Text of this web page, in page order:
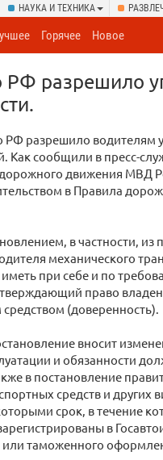
НАУКА И ТЕХНИКА
Горячее Новое
РФ разрешило
РФ разрешило
Как сообщили в пресс-
движения МВД
в Правила
в частности, из
механического
при себе и по
право
(доверенность).
вносит
и обязанности
в постановление
средств и других
срок, в течение
в
или таможенного